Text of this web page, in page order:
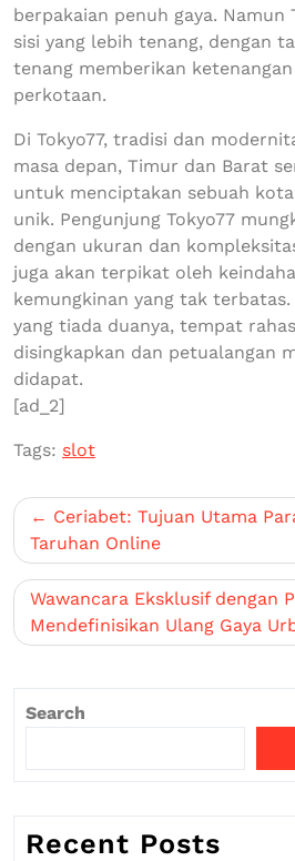
berpakaian penuh gaya. Namun
sisi yang lebih tenang, dengan
tenang memberikan
perkotaan.
Di Tokyo77, tradisi dan
masa depan, Timur dan Barat
untuk menciptakan sebuah
unik. Pengunjung Tokyo77
dengan ukuran dan
juga akan terpikat oleh
kemungkinan yang tak
yang tiada duanya, tempat
disingkapkan dan petualangan
didapat.
[ad_2]
Tags: slot
Post
navigation
Ceriabet: Tujuan Utama
Taruhan Online
Wawancara Eksklusif dengan
Mendefinisikan Ulang Gaya
Search
Recent Posts